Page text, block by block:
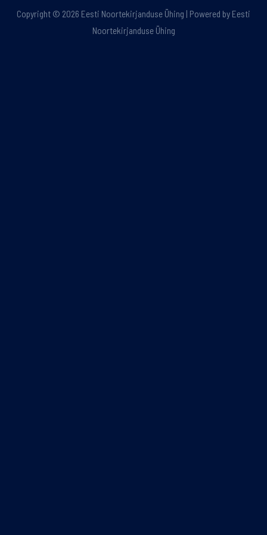
Copyright © 2026 Eesti Noortekirjanduse Ühing | Powered by Eesti
Noortekirjanduse Ühing